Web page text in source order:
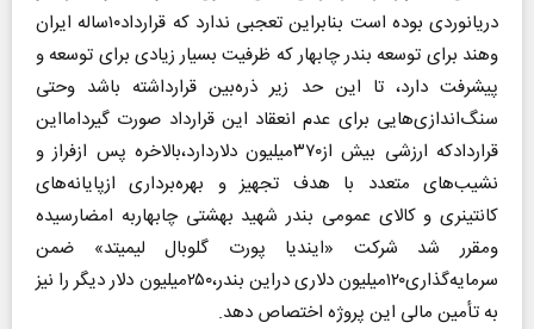
دریانوردی بوده است بنابراین تعجبی ندارد که قرارداد۱۰ساله ایران
وهند برای توسعه بندر چابهار که ظرفیت بسیار زیادی برای توسعه و
پیشرفت دارد، تا این حد زیر ذره‌بین قرارداشته باشد وحتی
سنگ‌اندازی‌هایی برای عدم انعقاد این قرارداد صورت گیردامااین
قراردادکه ارزشی بیش از۳۷۰میلیون دلاردارد،بالاخره پس ازفراز و
نشیب‌های متعدد با هدف تجهیز و بهره‌برداری ازپایانه‌های
کانتینری و کالای عمومی بندر شهید بهشتی چابهاربه امضارسیده
ومقرر شد شرکت «ایندیا پورت گلوبال لیمیتد» ضمن
سرمایه‌گذاری۱۲۰میلیون دلاری دراین بندر،۲۵۰میلیون دلار دیگر را نیز
به تأمین مالی این پروژه اختصاص دهد.